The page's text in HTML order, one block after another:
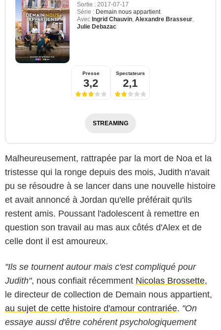
Sortie : 2017-07-17
Série : Demain nous appartient
Avec Ingrid Chauvin Alexandre Brasseur
Julie Debazac
Presse
3,2
Spectateurs
2,1
STREAMING
Malheureusement, rattrapée par la mort de Noa et la
tristesse qui la ronge depuis des mois, Judith n'avait
pu se résoudre à se lancer dans une nouvelle histoire
et avait annoncé à Jordan qu'elle préférait qu'ils
restent amis. Poussant l'adolescent à remettre en
question son travail au mas aux côtés d'Alex et de
celle dont il est amoureux.
"Ils se tournent autour mais c'est compliqué pour
Judith", nous confiait récemment Nicolas Brossette,
le directeur de collection de Demain nous appartient,
au sujet de cette histoire d'amour contrariée. "On
essaye aussi d'être cohérent psychologiquement